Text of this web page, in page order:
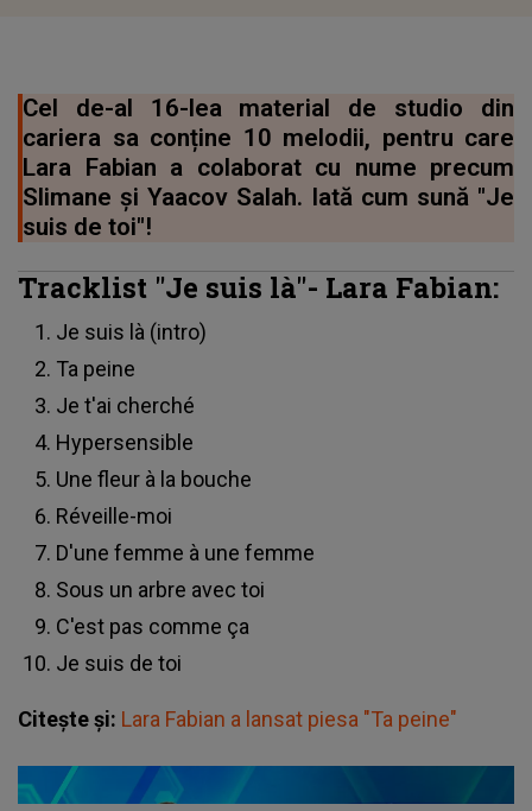
Cel de-al 16-lea material de studio din
cariera sa conține 10 melodii, pentru care
Lara Fabian a colaborat cu nume precum
Slimane și Yaacov Salah. Iată cum sună "Je
suis de toi"!
Tracklist "Je suis là"- Lara Fabian:
Je suis là (intro)
Ta peine
Je t'ai cherché
Hypersensible
Une fleur à la bouche
Réveille-moi
D'une femme à une femme
Sous un arbre avec toi
C'est pas comme ça
Je suis de toi
Citește și: Lara Fabian a lansat piesa "Ta peine"